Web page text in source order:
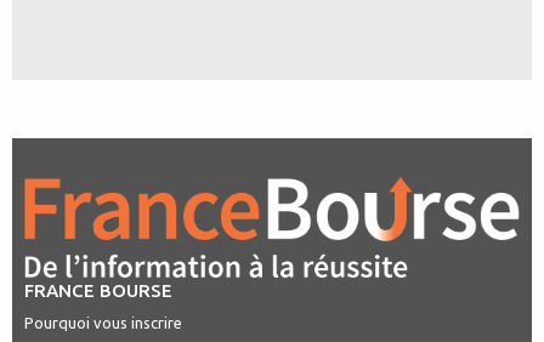
FRANCE BOURSE
Pourquoi vous inscrire